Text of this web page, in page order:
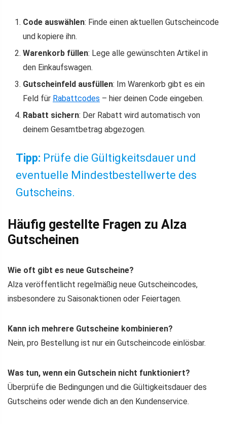
Code auswählen: Finde einen aktuellen Gutscheincode
und kopiere ihn.
Warenkorb füllen: Lege alle gewünschten Artikel in
den Einkaufswagen.
Gutscheinfeld ausfüllen: Im Warenkorb gibt es ein
Feld für Rabattcodes – hier deinen Code eingeben.
Rabatt sichern: Der Rabatt wird automatisch von
deinem Gesamtbetrag abgezogen.
Tipp: Prüfe die Gültigkeitsdauer und
eventuelle Mindestbestellwerte des
Gutscheins.
Häufig gestellte Fragen zu Alza
Gutscheinen
Wie oft gibt es neue Gutscheine?
Alza veröffentlicht regelmäßig neue Gutscheincodes,
insbesondere zu Saisonaktionen oder Feiertagen.
Kann ich mehrere Gutscheine kombinieren?
Nein, pro Bestellung ist nur ein Gutscheincode einlösbar.
Was tun, wenn ein Gutschein nicht funktioniert?
Überprüfe die Bedingungen und die Gültigkeitsdauer des
Gutscheins oder wende dich an den Kundenservice.